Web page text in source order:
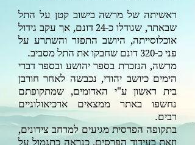
ראשיתה של מרשה בישוב קטן על התל
שבאתר, שגודלו כ-24 דונם, אך עקב גידול
אוכלוסייתה, היושב התפזר והשתרע על
פני כ-320 דונם שחבקו את התל מסביב.
מרשה, הנזכרת בספר יהושע ובספר דברי
הימים כיושב יהודי, נכבשה לאחר חורבן
בית ראשון ע"י האדומים, שמתקופתם
נחשפו באתר ממצאים ארכיאולוגיים
רבים.
בתקופה הפרסית מגיעים למרחב צידונים,
וזאת בעידוד הפרסים, כנראה כתגמול על